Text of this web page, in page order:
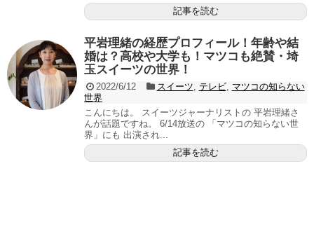
記事を読む
平岩理緒の経歴プロフィール！年齢や結
婚は？高校や大学も！マツコも絶賛・埼
玉スイーツの世界！
2022/6/12 スイーツ, テレビ, マツコの知らない
世界
こんにちは。 スイーツジャーナリストの 平岩理緒さ
んが話題ですね。 6/14放送の 「マツコの知らない世
界」にも 出演され...
記事を読む